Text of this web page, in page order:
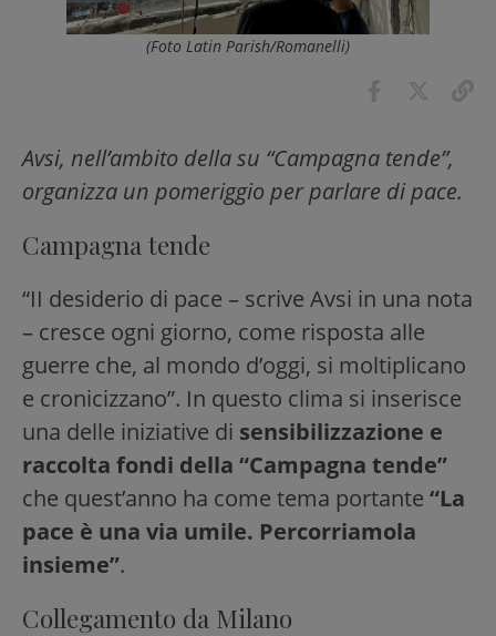
(Foto Latin Parish/Romanelli)
Avsi, nell’ambito della su “Campagna tende”,
organizza un pomeriggio per parlare di pace.
Campagna tende
“II desiderio di pace – scrive Avsi in una nota
– cresce ogni giorno, come risposta alle
guerre che, al mondo d’oggi, si moltiplicano
e cronicizzano”. In questo clima si inserisce
una delle iniziative di sensibilizzazione e
raccolta fondi della “Campagna tende”
che quest’anno ha come tema portante “La
pace è una via umile. Percorriamola
insieme”.
Collegamento da Milano